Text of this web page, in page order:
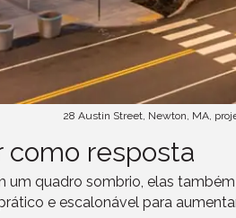
28 Austin Street, Newton, MA,
como resposta
um quadro sombrio, elas
e escalonável para